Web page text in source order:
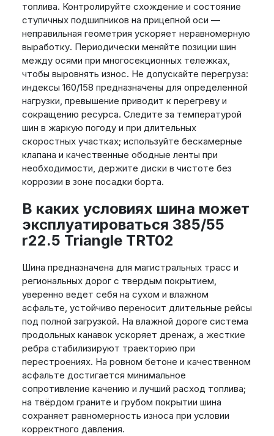
топлива. Контролируйте схождение и состояние
ступичных подшипников на прицепной оси —
неправильная геометрия ускоряет неравномерную
выработку. Периодически меняйте позиции шин
между осями при многосекционных тележках,
чтобы выровнять износ. Не допускайте перегруза:
индексы 160/158 предназначены для определенной
нагрузки, превышение приводит к перегреву и
сокращению ресурса. Следите за температурой
шин в жаркую погоду и при длительных
скоростных участках; используйте бескамерные
клапана и качественные ободные ленты при
необходимости, держите диски в чистоте без
коррозии в зоне посадки борта.
В каких условиях шина может
эксплуатироваться 385/55
r22.5 Triangle TRT02
Шина предназначена для магистральных трасс и
региональных дорог с твердым покрытием,
уверенно ведет себя на сухом и влажном
асфальте, устойчиво переносит длительные рейсы
под полной загрузкой. На влажной дороге система
продольных канавок ускоряет дренаж, а жесткие
ребра стабилизируют траекторию при
перестроениях. На ровном бетоне и качественном
асфальте достигается минимальное
сопротивление качению и лучший расход топлива;
на твёрдом граните и грубом покрытии шина
сохраняет равномерность износа при условии
корректного давления.